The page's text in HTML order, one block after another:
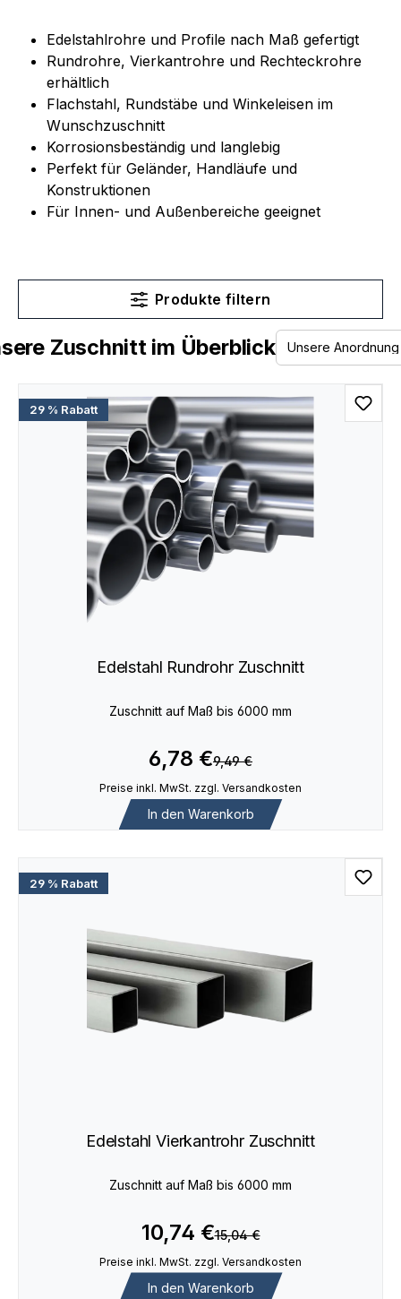
Edelstahlrohre und Profile nach Maß gefertigt
Rundrohre, Vierkantrohre und Rechteckrohre
erhältlich
Flachstahl, Rundstäbe und Winkeleisen im
Wunschzuschnitt
Korrosionsbeständig und langlebig
Perfekt für Geländer, Handläufe und
Konstruktionen
Für Innen- und Außenbereiche geeignet
Produkte filtern
Zuschnitt im Überblick
29 % Rabatt
Edelstahl Rundrohr Zuschnitt
Zuschnitt auf Maß bis 6000 mm
6,78 €9,49 €
Preise inkl. MwSt. zzgl. Versandkosten
In den Warenkorb
29 % Rabatt
Edelstahl Vierkantrohr Zuschnitt
Zuschnitt auf Maß bis 6000 mm
10,74 €15,04 €
Preise inkl. MwSt. zzgl. Versandkosten
In den Warenkorb